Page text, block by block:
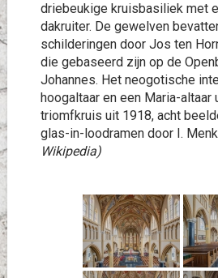
driebeukige kruisbasiliek met
dakruiter. De gewelven
schilderingen door Jos ten
die gebaseerd zijn op de
Johannes. Het neogotische
hoogaltaar en een Maria-altaar
triomfkruis uit 1918, acht
glas-in-loodramen door I.
Wikipedia)